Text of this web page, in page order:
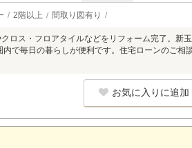
2階以上 間取り図有り
ロス・フロアタイルなどをリフォーム完了。新
で毎日の暮らしが便利です。住宅ローンのご相
お気に入りに追加